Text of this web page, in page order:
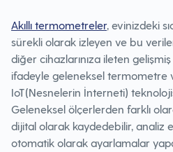
Akıllı termometreler, evinizdeki
sürekli olarak izleyen ve bu
diğer cihazlarınıza ileten
ifadeyle geleneksel termometre
IoT(Nesnelerin İnterneti)
Geleneksel ölçerlerden farklı
dijital olarak kaydedebilir, analiz
otomatik olarak ayarlamalar